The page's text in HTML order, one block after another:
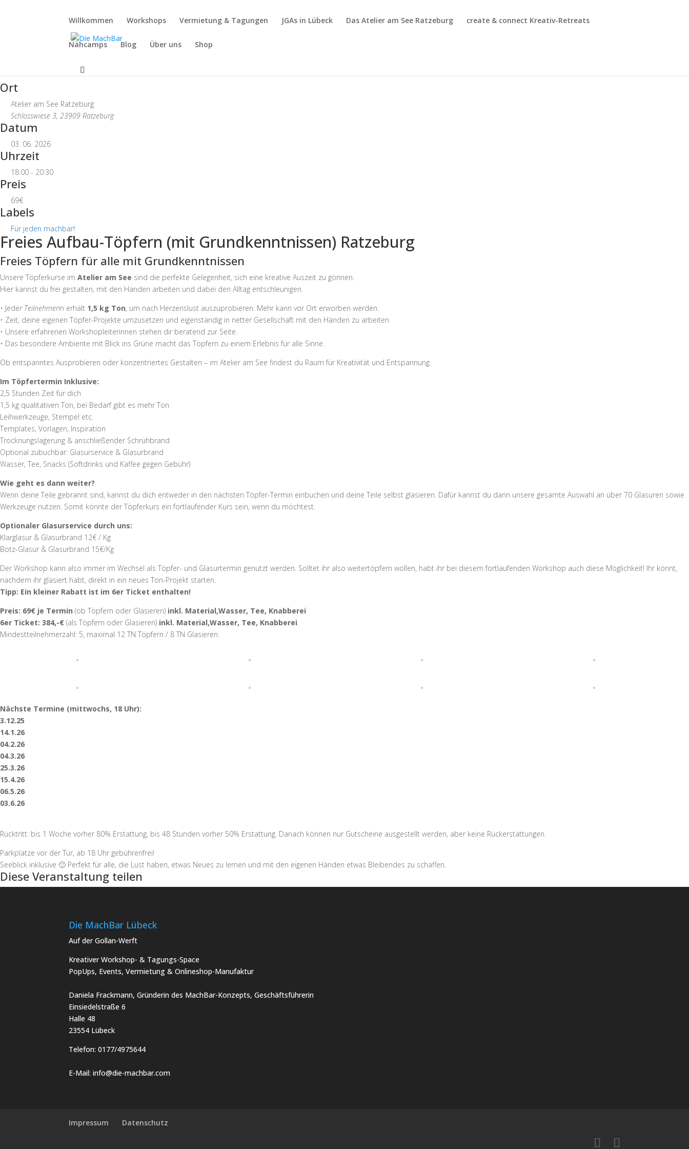
Willkommen Workshops Vermietung & Tagungen JGAs in Lübeck Das Atelier am See Ratzeburg create & connect Kreativ-Retreats
Nähcamps Blog Über uns Shop
Ort
Atelier am See Ratzeburg
Schlosswiese 3, 23909 Ratzeburg
Datum
03. 06. 2026
Uhrzeit
18:00 - 20:30
Preis
69€
Labels
Für jeden machbar!
Freies Aufbau-Töpfern (mit Grundkenntnissen) Ratzeburg
Freies Töpfern für alle mit Grundkenntnissen
Unsere Töpferkurse im Atelier am See sind die perfekte Gelegenheit, sich eine kreative Auszeit zu gönnen.
Hier kannst du frei gestalten, mit den Händen arbeiten und dabei den Alltag entschleunigen.
• Jeder Teilnehmerin erhält 1,5 kg Ton, um nach Herzenslust auszuprobieren. Mehr kann vor Ort erworben werden.
• Zeit, deine eigenen Töpfer-Projekte umzusetzen und eigenständig in netter Gesellschaft mit den Händen zu arbeiten
• Unsere erfahrenen Workshopleiterinnen stehen dir beratend zur Seite.
• Das besondere Ambiente mit Blick ins Grüne macht das Töpfern zu einem Erlebnis für alle Sinne.
Ob entspanntes Ausprobieren oder konzentriertes Gestalten – im Atelier am See findest du Raum für Kreativität und Entspannung.
Im Töpfertermin Inklusive:
2,5 Stunden Zeit für dich
1,5 kg qualitativen Ton, bei Bedarf gibt es mehr Ton
Leihwerkzeuge, Stempel etc.
Templates, Vorlagen, Inspiration
Trocknungslagerung & anschließender Schrühbrand
Optional zubuchbar: Glasurservice & Glasurbrand
Wasser, Tee, Snacks (Softdrinks und Kaffee gegen Gebühr)
Wie geht es dann weiter?
Wenn deine Teile gebrannt sind, kannst du dich entweder in den nächsten Töpfer-Termin einbuchen und deine Teile selbst glasieren. Dafür kannst du dann unsere gesamte Auswahl an über 70 Glasuren sowie
Werkzeuge nutzen. Somit könnte der Töpferkurs ein fortlaufender Kurs sein, wenn du möchtest.
Optionaler Glasurservice durch uns:
Klarglasur & Glasurbrand 12€ / Kg
Botz-Glasur & Glasurbrand 15€/Kg
Der Workshop kann also immer im Wechsel als Töpfer- und Glasurtermin genutzt werden. Solltet ihr also weitertöpfern wollen, habt ihr bei diesem fortlaufenden Workshop auch diese Möglichkeit! Ihr könnt,
nachdem ihr glasiert habt, direkt in ein neues Ton-Projekt starten.
Tipp: Ein kleiner Rabatt ist im 6er Ticket enthalten!
Preis: 69€ je Termin (ob Töpfern oder Glasieren) inkl. Material,Wasser, Tee, Knabberei
6er Ticket: 384,-€ (als Töpfern oder Glasieren) inkl. Material,Wasser, Tee, Knabberei
Mindestteilnehmerzahl: 5, maximal 12 TN Töpfern / 8 TN Glasieren.
Nächste Termine (mittwochs, 18 Uhr):
3.12.25
14.1.26
04.2.26
04.3.26
25.3.26
15.4.26
06.5.26
03.6.26
Rücktritt: bis 1 Woche vorher 80% Erstattung, bis 48 Stunden vorher 50% Erstattung. Danach können nur Gutscheine ausgestellt werden, aber keine Rückerstattungen.
Parkplätze vor der Tür, ab 18 Uhr gebührenfrei!
Seeblick inklusive 🙂 Perfekt für alle, die Lust haben, etwas Neues zu lernen und mit den eigenen Händen etwas Bleibendes zu schaffen.
Diese Veranstaltung teilen
Die MachBar Lübeck
Auf der Gollan-Werft
Kreativer Workshop- & Tagungs-Space
PopUps, Events, Vermietung & Onlineshop-Manufaktur
Daniela Frackmann, Gründerin des MachBar-Konzepts, Geschäftsführerin
Einsiedelstraße 6
Halle 48
23554 Lübeck
Telefon:0177/4975644
E-Mail:info@die-machbar.com
Impressum Datenschutz